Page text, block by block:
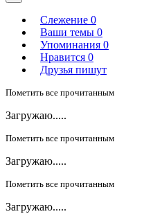
Слежение 0
Ваши темы 0
Упоминания 0
Нравится 0
Друзья пишут
Пометить все прочитанным
Загружаю.....
Пометить все прочитанным
Загружаю.....
Пометить все прочитанным
Загружаю.....